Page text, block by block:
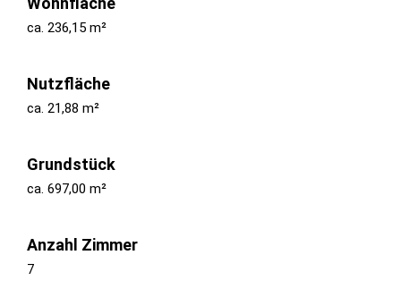
ca. 236,15 m²
Nutzfläche
ca. 21,88 m²
Grundstück
ca. 697,00 m²
Anzahl Zimmer
7